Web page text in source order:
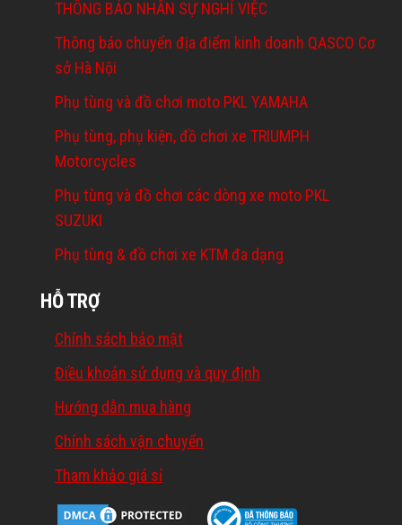
THÔNG BÁO NHÂN SỰ NGHỈ VIỆC
Thông báo chuyển địa điểm kinh doanh QASCO Cơ
sở Hà Nội
Phụ tùng và đồ chơi moto PKL YAMAHA
Phụ tùng, phụ kiện, đồ chơi xe TRIUMPH
Motorcycles
Phụ tùng và đồ chơi các dòng xe moto PKL
SUZUKI
Phụ tùng & đồ chơi xe KTM đa dạng
HỖ TRỢ
Chính sách bảo mật
Điều khoản sử dụng và quy định
Hướng dẫn mua hàng
Chính sách vận chuyển
Tham khảo giá sỉ